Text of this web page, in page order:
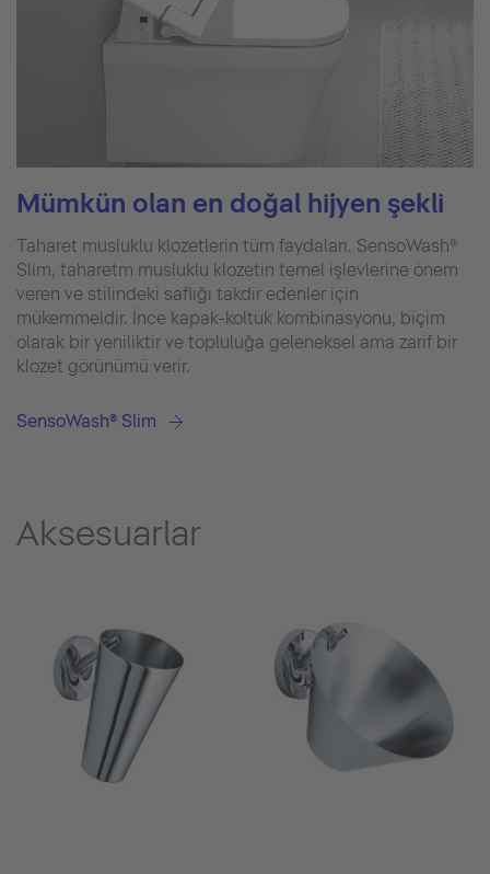
Mümkün olan en doğal hijyen şekli
Taharet musluklu klozetlerin tüm faydaları. SensoWash®
Slim, taharetm musluklu klozetin temel işlevlerine önem
veren ve stilindeki saflığı takdir edenler için
mükemmeldir. İnce kapak-koltuk kombinasyonu, biçim
olarak bir yeniliktir ve topluluğa geleneksel ama zarif bir
klozet görünümü verir.
SensoWash® Slim
Aksesuarlar